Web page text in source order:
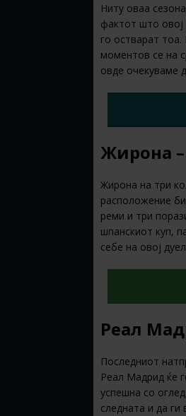
Ниту оваа
фактот што овој
го остварат
моментов се на
овде очекуваме
Жирона –
Жирона на три
расположение
реми и три
шпанскиот куп,
себе на овој
Реал
Последниот
Реал Мадрид ќе
успешна со
следната и да